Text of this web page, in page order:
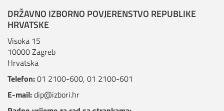
DRŽAVNO IZBORNO POVJERENSTVO REPUBLIKE
HRVATSKE
Visoka 15
10000 Zagreb
Hrvatska
Telefon:01 2100-600, 01 2100-601
E-mail:dip@izbori.hr